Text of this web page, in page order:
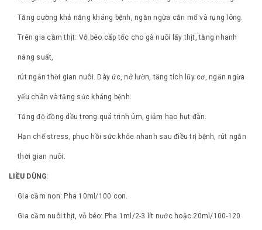
Tăng cường khả năng kháng bệnh, ngăn ngừa cắn mổ và rụng lông.
Trên gia cầm thịt: Vỗ béo cấp tốc cho gà nuôi lấy thịt, tăng nhanh
năng suất,
rút ngắn thời gian nuôi. Dày ức, nở lườn, tăng tích lũy cơ, ngăn ngừa
yếu chân và tăng sức kháng bệnh.
Tăng độ đồng dều trong quá trình úm, giảm hao hụt đàn.
Hạn chế stress, phục hồi sức khỏe nhanh sau điều trị bệnh, rút ngắn
thời gian nuôi.
LIỀU DÙNG:
Gia cầm non: Pha 10ml/100 con.
Gia cầm nuôi thịt, vỗ béo: Pha 1ml/2-3 lít nước hoặc 20ml/100-120